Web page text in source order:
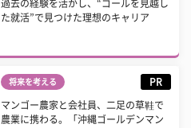
過去の経験を活かし、“ゴールを見越し
た就活”で見つけた理想のキャリア
将来を考える PR
マンゴー農家と会社員、二足の草鞋で
農業に携わる。「沖縄ゴールデンマン